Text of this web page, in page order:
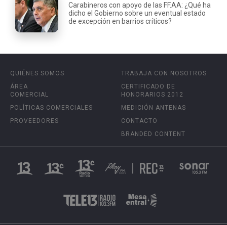
Carabineros con apoyo de las FF.AA: ¿Qué ha
dicho el Gobierno sobre un eventual estado
de excepción en barrios críticos?
QUIÉNES SOMOS
ÁREA
COMERCIAL
POLÍTICAS COMERCIALES
PROVEEDORES
TRABAJA CON NOSOTROS
CERTIFICADO DE
HONORARIOS 2012
MEDICIÓN ANTENAS
CONTACTO
BRANDED CONTENT